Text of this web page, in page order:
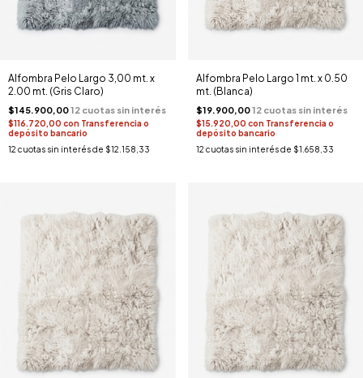
Alfombra Pelo Largo 3,00 mt. x
2.00 mt. (Gris Claro)
$145.900,00
$116.720,00 con Transferencia o
depósito bancario
12 cuotas sin interés de $12.158,33
Alfombra Pelo Largo 1 mt. x 0.50
mt. (Blanca)
$19.900,00
$15.920,00 con Transferencia o
depósito bancario
12 cuotas sin interés de $1.658,33